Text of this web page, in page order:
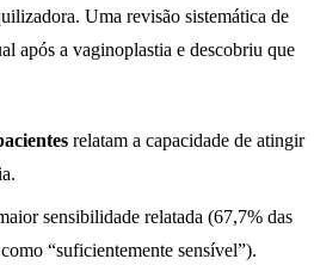
Uma revisão sistemática de
após a vaginoplastia e descobriu que
relatam a capacidade de atingir
sensibilidade relatada (67,7% das
“suficientemente sensível”).